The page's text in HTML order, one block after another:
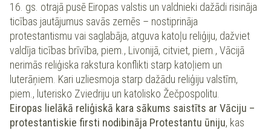
16. gs. otrajā pusē Eiropas valstis un valdnieki dažādi risināja
ticības jautājumus savās zemēs – nostiprināja
protestantismu vai saglabāja, atguva katoļu reliģiju, dažviet
valdīja ticības brīvība, piem., Livonijā, citviet, piem., Vācijā
nerimās reliģiska rakstura konflikti starp katoļiem un
luterāņiem. Kari uzliesmoja starp dažādu reliģiju valstīm,
piem., luterisko Zviedriju un katolisko Žečpospolitu.
Eiropas lielākā reliģiskā kara sākums saistīts ar Vāciju –
protestantiskie firsti nodibināja Protestantu ūniju, kas